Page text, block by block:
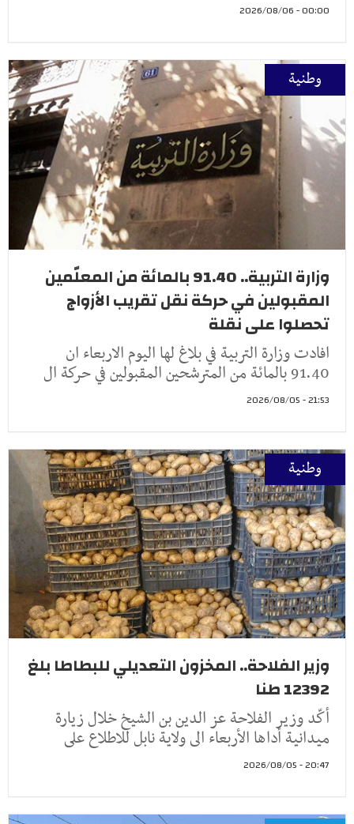
00:00 - 2026/08/06
وطنية
وزارة التربية.. 91.40 بالمائة من المعلّمين
المقبولين في حركة نقل تقريب الأزواج
تحصلوا على نقلة
افادت وزارة التربية في بلاغ لها اليوم الاربعاء ان
91.40 بالمائة من المترشحين المقبولين في حركة ال
21:53 - 2026/08/05
وطنية
وزير الفلاحة.. المخزون التعديلي للبطاطا بلغ
12392 طنا
أكّد وزير الفلاحة عز الدين بن الشيخ خلال زيارة
ميدانية أداها الأربعاء الى ولاية نابل للاطلاع على
20:47 - 2026/08/05